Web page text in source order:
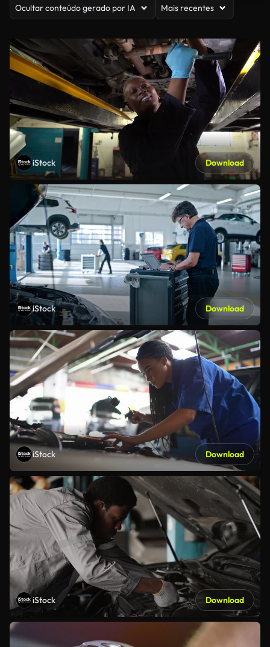
Ocultar conteúdo gerado por IA Mais recentes
iStock Download
iStock Download
iStock Download
iStock Download